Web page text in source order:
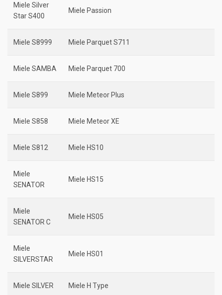
Miele Silver
Star S400
Miele Passion
Miele S8999 Miele Parquet S711
Miele SAMBA Miele Parquet 700
Miele S899 Miele Meteor Plus
Miele S858 Miele Meteor XE
Miele S812 Miele HS10
Miele
SENATOR
Miele HS15
Miele
SENATOR C
Miele HS05
Miele
SILVERSTAR
Miele HS01
Miele SILVER Miele H Type